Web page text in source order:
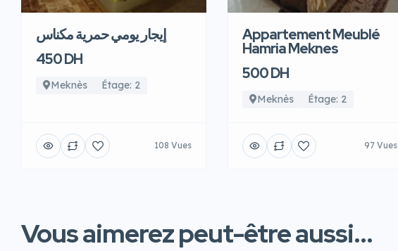
إيجار يومي حمرية مكناس
450 DH
Meknès Étage: 2
108 Vues
Appartement Meublé
Hamria Meknes
500 DH
Meknès Étage: 2
97 Vues
Vous aimerez peut-être aussi...